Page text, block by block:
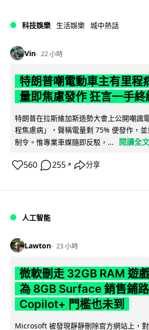
科技娛樂 生活娛樂 城中熱話
Vin 22 小時
特朗普嘲電動車主有里程
量即焦慮發作 狂言一手
特朗普在拉斯維加斯造勢大會上公開嘲諷
程焦慮病」，聲稱電量剩 75% 便發作，
制令。惟專業車媒隨即反駁，...
閱讀全文
560 255 ↗ 分享
人工智能
Lawton 23 小時
微軟刪走 32GB RAM 遊
為 8GB Surface 銷售鋪
Copilot+ 門檻也未到
Microsoft 被發現靜靜刪除官方網站上，